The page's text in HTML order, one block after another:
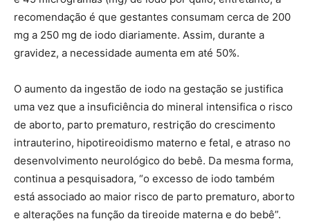
recomendação é que gestantes consumam cerca de 200
mg a 250 mg de iodo diariamente. Assim, durante a
gravidez, a necessidade aumenta em até 50%.
O aumento da ingestão de iodo na gestação se justifica
uma vez que a insuficiência do mineral intensifica o risco
de aborto, parto prematuro, restrição do crescimento
intrauterino, hipotireoidismo materno e fetal, e atraso no
desenvolvimento neurológico do bebê. Da mesma forma,
continua a pesquisadora, “o excesso de iodo também
está associado ao maior risco de parto prematuro, aborto
e alterações na função da tireoide materna e do bebê”.